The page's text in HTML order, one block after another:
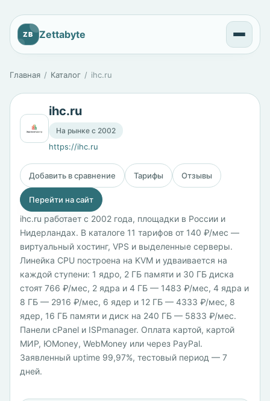
ZB Zettabyte
Главная Каталог ihc.ru
ihc.ru
На рынке с 2002
https://ihc.ru
Добавить в сравнение Тарифы Отзывы
Перейти на сайт
ihc.ru работает с 2002 года, площадки в России и
Нидерландах. В каталоге 11 тарифов от 140 ₽/мес —
виртуальный хостинг, VPS и выделенные серверы.
Линейка CPU построена на KVM и удваивается на
каждой ступени: 1 ядро, 2 ГБ памяти и 30 ГБ диска
стоят 766 ₽/мес, 2 ядра и 4 ГБ — 1483 ₽/мес, 4 ядра и
8 ГБ — 2916 ₽/мес, 6 ядер и 12 ГБ — 4333 ₽/мес, 8
ядер, 16 ГБ памяти и диск на 240 ГБ — 5833 ₽/мес.
Панели cPanel и ISPmanager. Оплата картой, картой
МИР, ЮMoney, WebMoney или через PayPal.
Заявленный uptime 99,97%, тестовый период — 7
дней.